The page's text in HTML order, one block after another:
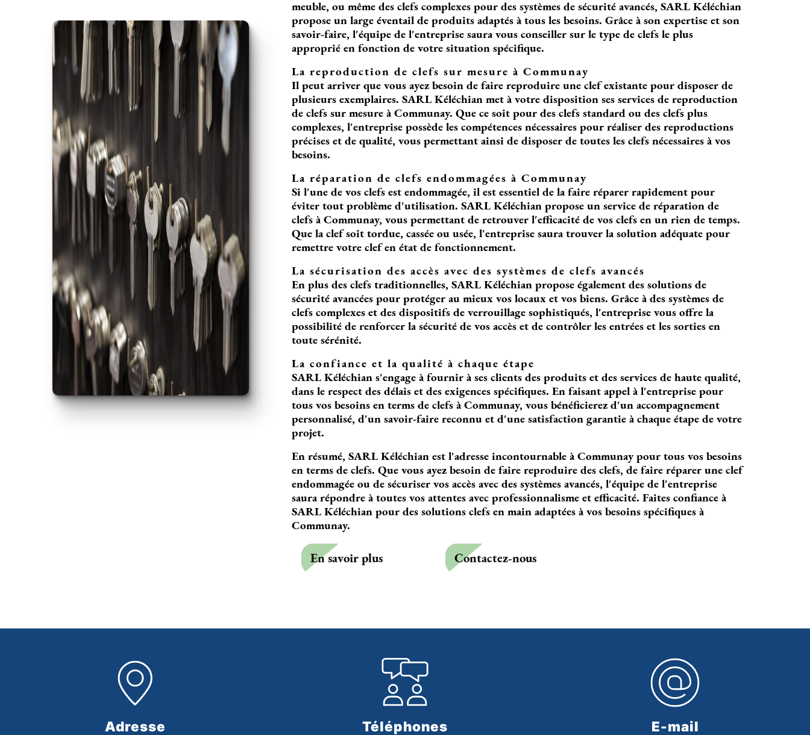
meuble, ou même des clefs complexes pour des systèmes de sécurité avancés, SARL Kéléchian
propose un large éventail de produits adaptés à tous les besoins. Grâce à son expertise et son
savoir-faire, l'équipe de l'entreprise saura vous conseiller sur le type de clefs le plus
approprié en fonction de votre situation spécifique.
La reproduction de clefs sur mesure à Communay
Il peut arriver que vous ayez besoin de faire reproduire une clef existante pour disposer de
plusieurs exemplaires. SARL Kéléchian met à votre disposition ses services de reproduction
de clefs sur mesure à Communay. Que ce soit pour des clefs standard ou des clefs plus
complexes, l'entreprise possède les compétences nécessaires pour réaliser des reproductions
précises et de qualité, vous permettant ainsi de disposer de toutes les clefs nécessaires à vos
besoins.
La réparation de clefs endommagées à Communay
Si l'une de vos clefs est endommagée, il est essentiel de la faire réparer rapidement pour
éviter tout problème d'utilisation. SARL Kéléchian propose un service de réparation de
clefs à Communay, vous permettant de retrouver l'efficacité de vos clefs en un rien de temps.
Que la clef soit tordue, cassée ou usée, l'entreprise saura trouver la solution adéquate pour
remettre votre clef en état de fonctionnement.
La sécurisation des accès avec des systèmes de clefs avancés
En plus des clefs traditionnelles, SARL Kéléchian propose également des solutions de
sécurité avancées pour protéger au mieux vos locaux et vos biens. Grâce à des systèmes de
clefs complexes et des dispositifs de verrouillage sophistiqués, l'entreprise vous offre la
possibilité de renforcer la sécurité de vos accès et de contrôler les entrées et les sorties en
toute sérénité.
La confiance et la qualité à chaque étape
SARL Kéléchian s'engage à fournir à ses clients des produits et des services de haute qualité,
dans le respect des délais et des exigences spécifiques. En faisant appel à l'entreprise pour
tous vos besoins en terms de clefs à Communay, vous bénéficierez d'un accompagnement
personnalisé, d'un savoir-faire reconnu et d'une satisfaction garantie à chaque étape de votre
projet.
En résumé, SARL Kéléchian est l'adresse incontournable à Communay pour tous vos besoins
en terms de clefs. Que vous ayez besoin de faire reproduire des clefs, de faire réparer une clef
endommagée ou de sécuriser vos accès avec des systèmes avancés, l'équipe de l'entreprise
saura répondre à toutes vos attentes avec professionnalisme et efficacité. Faites confiance à
SARL Kéléchian pour des solutions clefs en main adaptées à vos besoins spécifiques à
Communay.
En savoir plus Contactez-nous
Adresse Téléphones E-mail